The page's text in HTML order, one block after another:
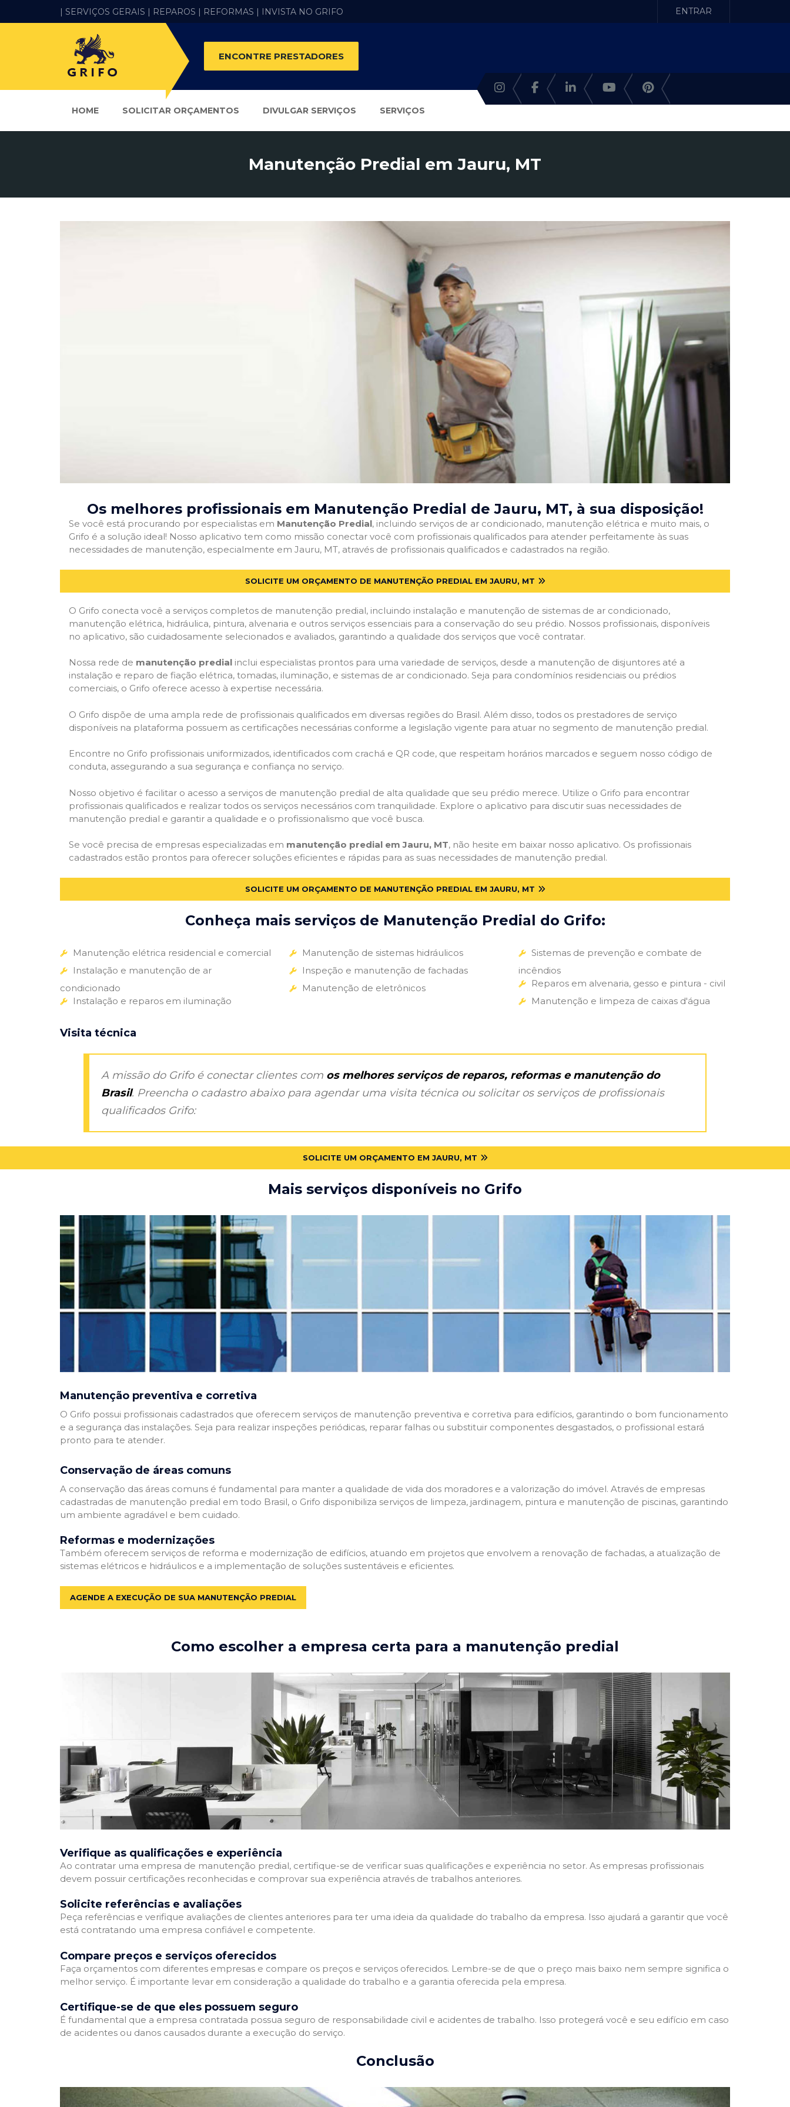
| SERVIÇOS GERAIS | REPAROS | REFORMAS | INVISTA NO GRIFO ENTRAR
ENCONTRE PRESTADORES
HOME SOLICITAR ORÇAMENTOS DIVULGAR SERVIÇOS SERVIÇOS
Manutenção Predial em Jauru, MT
Os melhores profissionais em Manutenção Predial de Jauru, MT, à sua disposição!
Se você está procurando por especialistas em Manutenção Predial, incluindo serviços de ar condicionado, manutenção elétrica e muito mais, o
Grifo é a solução ideal! Nosso aplicativo tem como missão conectar você com profissionais qualificados para atender perfeitamente às suas
necessidades de manutenção, especialmente em Jauru, MT, através de profissionais qualificados e cadastrados na região.
SOLICITE UM ORÇAMENTO DE MANUTENÇÃO PREDIAL EM JAURU, MT
O Grifo conecta você a serviços completos de manutenção predial, incluindo instalação e manutenção de sistemas de ar condicionado,
manutenção elétrica, hidráulica, pintura, alvenaria e outros serviços essenciais para a conservação do seu prédio. Nossos profissionais, disponíveis
no aplicativo, são cuidadosamente selecionados e avaliados, garantindo a qualidade dos serviços que você contratar.
Nossa rede de manutenção predial inclui especialistas prontos para uma variedade de serviços, desde a manutenção de disjuntores até a
instalação e reparo de fiação elétrica, tomadas, iluminação, e sistemas de ar condicionado. Seja para condomínios residenciais ou prédios
comerciais, o Grifo oferece acesso à expertise necessária.
O Grifo dispõe de uma ampla rede de profissionais qualificados em diversas regiões do Brasil. Além disso, todos os prestadores de serviço
disponíveis na plataforma possuem as certificações necessárias conforme a legislação vigente para atuar no segmento de manutenção predial.
Encontre no Grifo profissionais uniformizados, identificados com crachá e QR code, que respeitam horários marcados e seguem nosso código de
conduta, assegurando a sua segurança e confiança no serviço.
Nosso objetivo é facilitar o acesso a serviços de manutenção predial de alta qualidade que seu prédio merece. Utilize o Grifo para encontrar
profissionais qualificados e realizar todos os serviços necessários com tranquilidade. Explore o aplicativo para discutir suas necessidades de
manutenção predial e garantir a qualidade e o profissionalismo que você busca.
Se você precisa de empresas especializadas em manutenção predial em Jauru, MT, não hesite em baixar nosso aplicativo. Os profissionais
cadastrados estão prontos para oferecer soluções eficientes e rápidas para as suas necessidades de manutenção predial.
SOLICITE UM ORÇAMENTO DE MANUTENÇÃO PREDIAL EM JAURU, MT
Conheça mais serviços de Manutenção Predial do Grifo:
Manutenção elétrica residencial e comercial
Instalação e manutenção de ar
condicionado
Instalação e reparos em iluminação
Manutenção de sistemas hidráulicos
Inspeção e manutenção de fachadas
Manutenção de eletrônicos
Sistemas de prevenção e combate de
incêndios
Reparos em alvenaria, gesso e pintura - civil
Manutenção e limpeza de caixas d'água
Visita técnica
A missão do Grifo é conectar clientes com os melhores serviços de reparos, reformas e manutenção do
Brasil. Preencha o cadastro abaixo para agendar uma visita técnica ou solicitar os serviços de profissionais
qualificados Grifo:
SOLICITE UM ORÇAMENTO EM JAURU, MT
Mais serviços disponíveis no Grifo
Manutenção preventiva e corretiva
O Grifo possui profissionais cadastrados que oferecem serviços de manutenção preventiva e corretiva para edifícios, garantindo o bom funcionamento
e a segurança das instalações. Seja para realizar inspeções periódicas, reparar falhas ou substituir componentes desgastados, o profissional estará
pronto para te atender.
Conservação de áreas comuns
A conservação das áreas comuns é fundamental para manter a qualidade de vida dos moradores e a valorização do imóvel. Através de empresas
cadastradas de manutenção predial em todo Brasil, o Grifo disponibiliza serviços de limpeza, jardinagem, pintura e manutenção de piscinas, garantindo
um ambiente agradável e bem cuidado.
Reformas e modernizações
Também oferecem serviços de reforma e modernização de edifícios, atuando em projetos que envolvem a renovação de fachadas, a atualização de
sistemas elétricos e hidráulicos e a implementação de soluções sustentáveis e eficientes.
AGENDE A EXECUÇÃO DE SUA MANUTENÇÃO PREDIAL
Como escolher a empresa certa para a manutenção predial
Verifique as qualificações e experiência
Ao contratar uma empresa de manutenção predial, certifique-se de verificar suas qualificações e experiência no setor. As empresas profissionais
devem possuir certificações reconhecidas e comprovar sua experiência através de trabalhos anteriores.
Solicite referências e avaliações
Peça referências e verifique avaliações de clientes anteriores para ter uma ideia da qualidade do trabalho da empresa. Isso ajudará a garantir que você
está contratando uma empresa confiável e competente.
Compare preços e serviços oferecidos
Faça orçamentos com diferentes empresas e compare os preços e serviços oferecidos. Lembre-se de que o preço mais baixo nem sempre significa o
melhor serviço. É importante levar em consideração a qualidade do trabalho e a garantia oferecida pela empresa.
Certifique-se de que eles possuem seguro
É fundamental que a empresa contratada possua seguro de responsabilidade civil e acidentes de trabalho. Isso protegerá você e seu edifício em caso
de acidentes ou danos causados durante a execução do serviço.
Conclusão